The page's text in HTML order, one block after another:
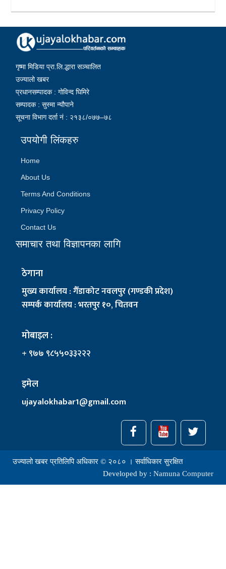
गृष्मा मिडिया प्रा.लि.द्धारा सञ्चालित
उज्यालो खबर
प्रधानसम्पादक : गोविन्द घिमिरे
सम्पादक : सुस्मा न्यौपाने
सूचना विभाग दर्ता नं : २१३८/०७७–७८
उपयोगी लिंकहरु
Home
About Us
Terms And Conditions
Privacy Policy
Contact Us
समाचार तथा विज्ञापनका लागि
ठेगाना
मुख्य कार्यालय : गैँडाकोट नवलपुर (गण्डकी प्रदेश)
सम्पर्क कार्यालय : भरतपुर १०, चितवन
मोबाइल :
+ ९७७ ९८५५०३३२२२
इमेल
ujayalokhabar1@gmail.com
उज्यालो खबर प्रतिलिपि अधिकार © २०८० । सर्वाधिकार सुरक्षित
Developed by : Namuna Computer